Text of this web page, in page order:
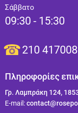
Σάββατο
09:30 - 15:30
210
Πληροφορίες
Γρ. Λαμπράκη 124,
Ε-mail: